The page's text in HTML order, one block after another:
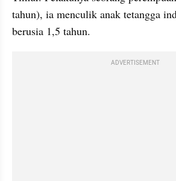
tahun), ia menculik anak tetangga
berusia 1,5 tahun.
ADVERTISEMENT